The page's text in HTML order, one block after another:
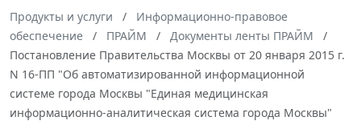
Продукты и услуги
Информационно-правовое
обеспечение
ПРАЙМ
Документы ленты ПРАЙМ
Постановление Правительства Москвы от 20 января 2015 г.
N 16-ПП "Об автоматизированной информационной
системе города Москвы "Единая медицинская
информационно-аналитическая система города Москвы"